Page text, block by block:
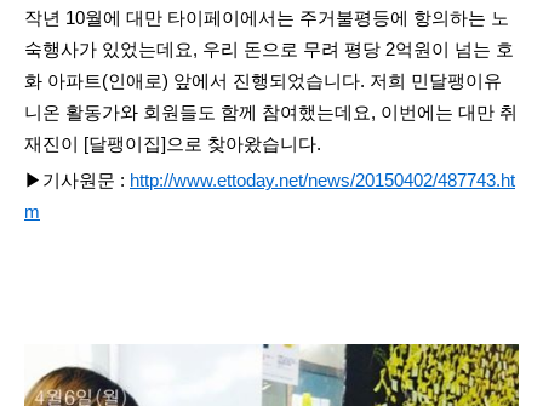
작년 10월에 대만 타이페이에서는 주거불평등에 항의하는 노
숙행사가 있었는데요, 우리 돈으로 무려 평당 2억원이 넘는 호
화 아파트(인애로) 앞에서 진행되었습니다. 저희 민달팽이유
니온 활동가와 회원들도 함께 참여했는데요, 이번에는 대만 취
재진이 [달팽이집]으로 찾아왔습니다.
▶기사원문 : http://www.ettoday.net/news/20150402/487743.ht
m